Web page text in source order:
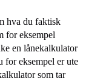
hva du faktisk
for eksempel
en lånekalkulator
for eksempel er ute
som tar